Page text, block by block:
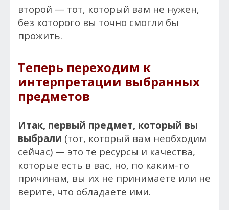
второй — тот, который вам не нужен,
без которого вы точно смогли бы
прожить.
Теперь переходим к
интерпретации выбранных
предметов
Итак, первый предмет, который вы
выбрали (тот, который вам необходим
сейчас) — это те ресурсы и качества,
которые есть в вас, но, по каким-то
причинам, вы их не принимаете или не
верите, что обладаете ими.